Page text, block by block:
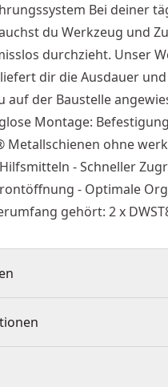
Bei deiner
du Werkzeug und
durchzieht. Unser
dir die Ausdauer
auf der Baustelle
Montage:
Metallschienen ohne
- Schneller
- Optimale
gehört: 2 x
Metallschienen ohne
Zugriff dank der großen